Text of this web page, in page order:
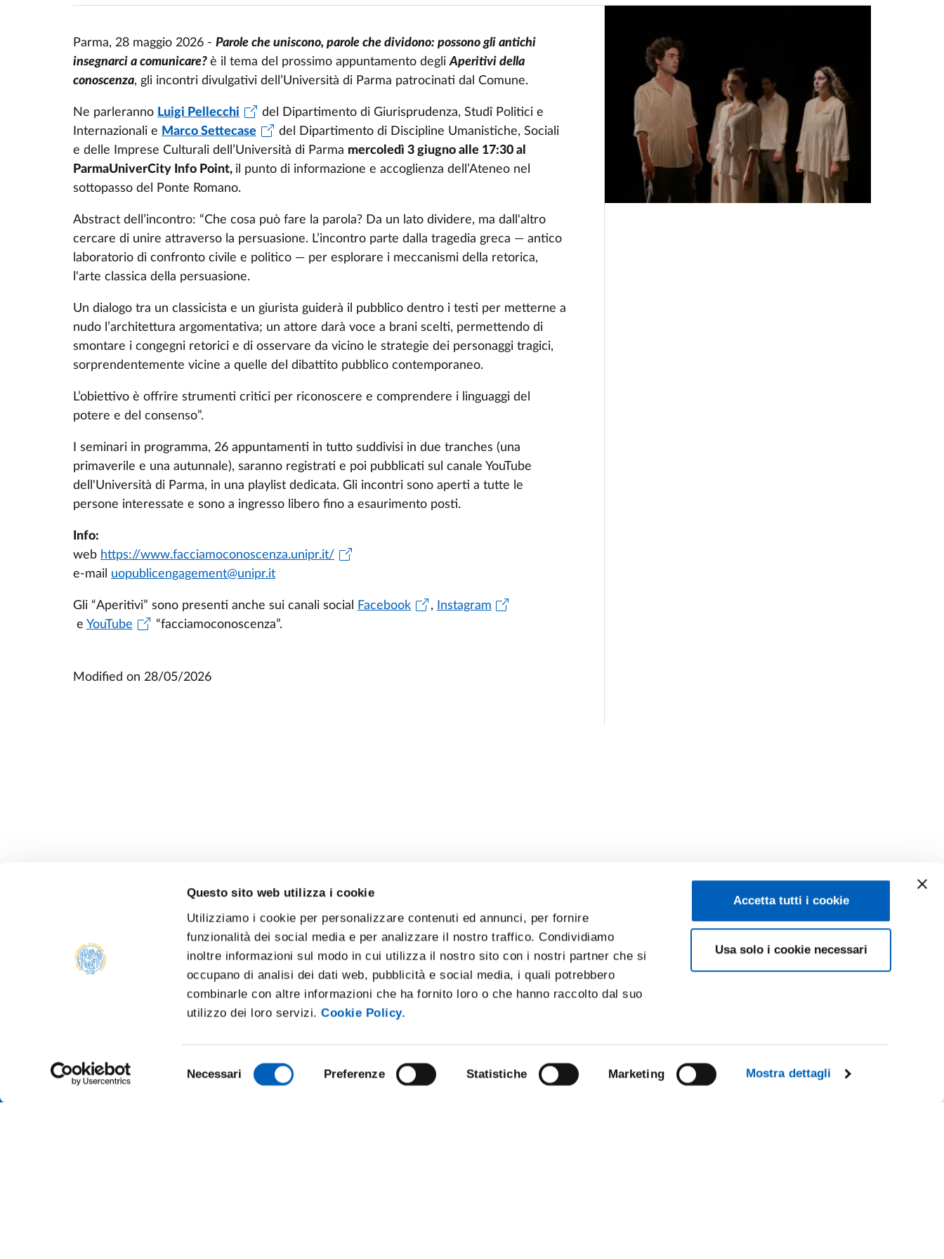
Questo sito web utilizza i cookie
Utilizziamo i cookie per personalizzare contenuti ed annunci, per fornire
funzionalità dei social media e per analizzare il nostro traffico. Condividiamo
inoltre informazioni sul modo in cui utilizza il nostro sito con i nostri partner che si
occupano di analisi dei dati web, pubblicità e social media, i quali potrebbero
combinarle con altre informazioni che ha fornito loro o che hanno raccolto dal suo
utilizzo dei loro servizi.Cookie Policy.
del
Necessari Preferenze Statistiche Marketing Mostra dettagli
Accetta tutti i cookie
Usa solo i cookie necessari
Parma, 28 maggio 2026 -Parole che uniscono, parole che dividono: possono gli antichi
insegnarci a comunicare?è il tema del prossimo appuntamento degliAperitivi della
conoscenza, gli incontri divulgativi dell’Università di Parma patrocinati dal Comune.
Ne parleranno Luigi Pellecchi
del Dipartimento di Giurisprudenza, Studî Politici e
Internazionali e Marco Settecase
del Dipartimento di Discipline Umanistiche, Sociali
e delle Imprese Culturali dell’Università di Parma mercoledì 3 giugno alle 17:30 al
ParmaUniverCity Info Point, il punto di informazione e accoglienza dell’Ateneo nel
sottopasso del Ponte Romano.
Abstract dell’incontro: “Che cosa può fare la parola? Da un lato dividere, ma dall'altro
cercare di unire attraverso la persuasione. L’incontro parte dalla tragedia greca — antico
laboratorio di confronto civile e politico — per esplorare i meccanismi della retorica,
l'arte classica della persuasione.
Un dialogo tra un classicista e un giurista guiderà il pubblico dentro i testi per metterne a
nudo l’architettura argomentativa; un attore darà voce a brani scelti, permettendo di
smontare i congegni retorici e di osservare da vicino le strategie dei personaggi tragici,
sorprendentemente vicine a quelle del dibattito pubblico contemporaneo.
L’obiettivo è offrire strumenti critici per riconoscere e comprendere i linguaggi del
potere e del consenso”.
I seminari in programma, 26 appuntamenti in tutto suddivisi in due tranches (una
primaverile e una autunnale), saranno registrati e poi pubblicati sul canale YouTube
dell'Università di Parma, in una playlist dedicata. Gli incontri sono aperti a tutte le
persone interessate e sono a ingresso libero fino a esaurimento posti.
Info:
web https://www.facciamoconoscenza.unipr.it/
e-mail uopublicengagement@unipr.it
Gli “Aperitivi” sono presenti anche sui canali social Facebook ,
Instagram
eYouTube “facciamoconoscenza”.
Modified on28/05/2026